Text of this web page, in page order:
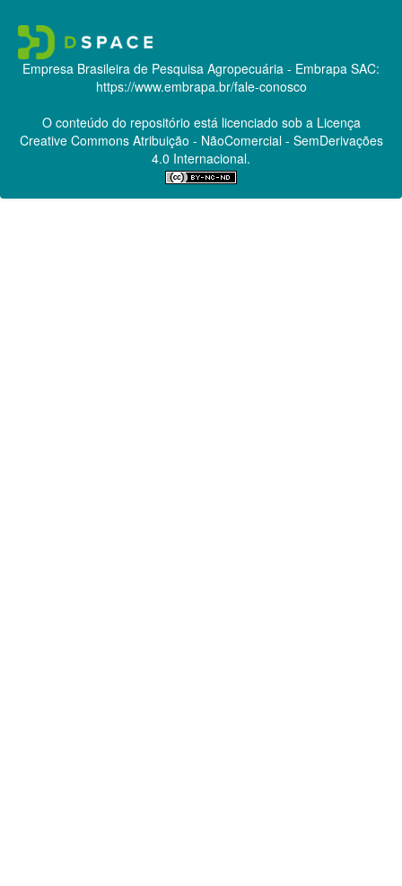
Empresa Brasileira de Pesquisa Agropecuária - Embrapa SAC:
https://www.embrapa.br/fale-conosco
O conteúdo do repositório está licenciado sob a Licença
Creative CommonsAtribuição - NãoComercial - SemDerivações
4.0 Internacional.